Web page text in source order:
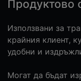
Продуктово
Използвани за
крайния клиент,
удобни и
Могат да бъдат